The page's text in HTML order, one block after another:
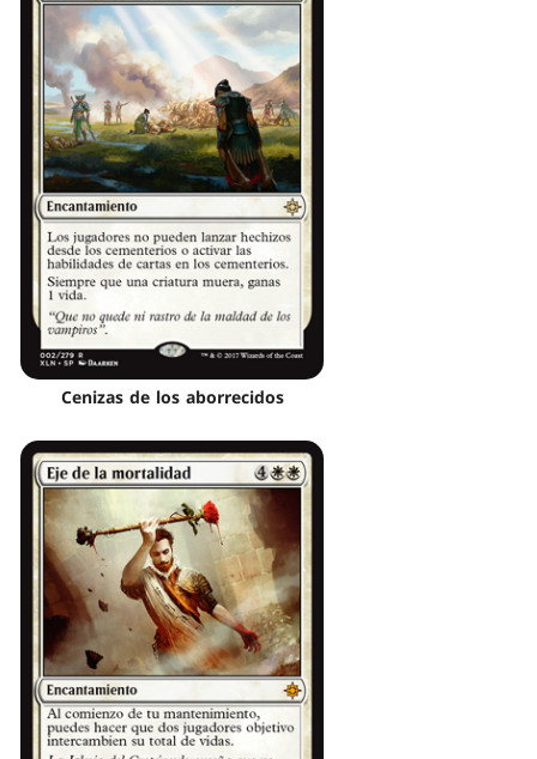
Cenizas de los aborrecidos